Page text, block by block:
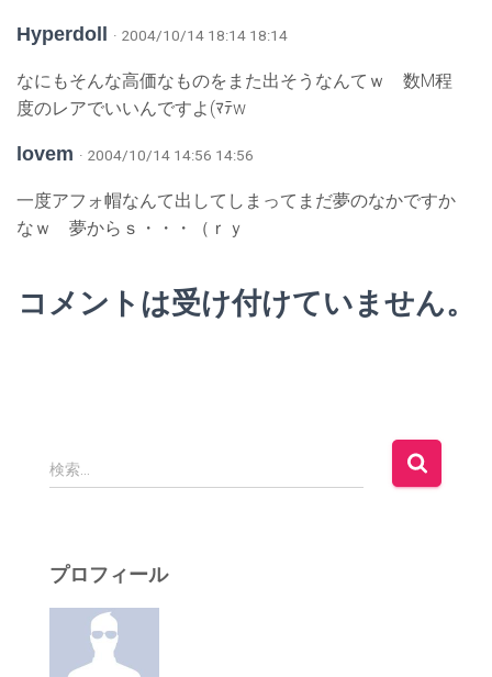
Hyperdoll · 2004/10/14 18:14 18:14
なにもそんな高価なものをまた出そうなんてｗ 数M程
度のレアでいいんですよ(ﾏﾃw
lovem · 2004/10/14 14:56 14:56
一度アフォ帽なんて出してしまってまだ夢のなかですか
なｗ 夢からｓ・・・（ｒｙ
コメントは受け付けていません。
検
索
検索…
プロフィール